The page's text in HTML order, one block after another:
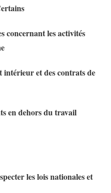
concernant les activités
et des contrats de
en dehors du travail
les lois nationales et